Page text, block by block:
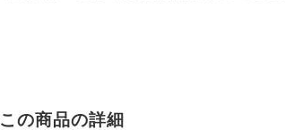
この商品の詳細